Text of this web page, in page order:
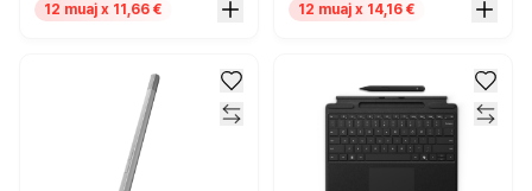
12 muaj x 11,66 €
12 muaj x 14,16 €